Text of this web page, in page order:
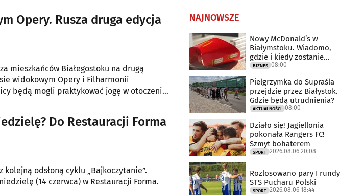
Opery. Rusza druga edycja
mieszkańców Białegostoku na drugą
widokowym Opery i Filharmonii
będą mogli praktykować jogę w otoczeniu
Do Restauracji Forma
kolejną odsłoną cyklu „Bajkoczytanie”.
(14 czerwca) w Restauracji Forma.
NAJNOWSZE
Nowy McDonald’s w
Białymstoku. Wiadomo,
gdzie i kiedy zostanie
otwarty
BIZNES 08:00
Pielgrzymka do Supraśla
przejdzie przez Białystok.
Gdzie będą utrudnienia?
AKTUALNOŚCI 08:00
Działo się! Jagiellonia
pokonała Rangers FC!
Szmyt bohaterem
SPORT 2026.08.06 20:08
Rozlosowano pary I rundy
STS Pucharu Polski
SPORT 2026.08.06 18:44